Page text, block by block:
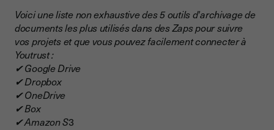
Voici une liste non exhaustive des 5 outils d'archivage de
documents les plus utilisés dans des Zaps pour suivre
vos projets et que vous pouvez facilement connecter à
Youtrust :
✔ Google Drive
✔ Dropbox
✔ OneDrive
✔ Box
✔ Amazon S3